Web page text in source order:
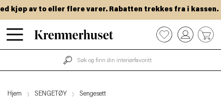
Hopp
til
kjøp av to eller flere varer. Rabatten trekkes fra i kassen.
0
Hjem SENGETØY Sengesett